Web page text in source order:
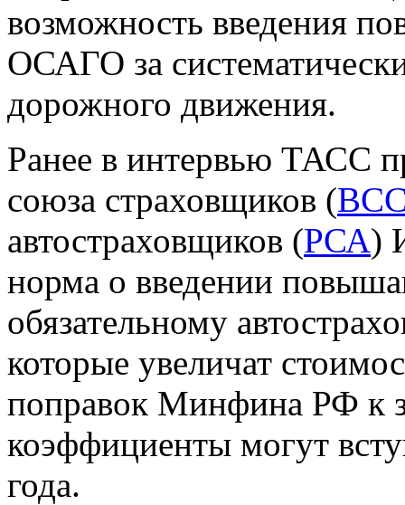
возможность введения
ОСАГО за
дорожного движения.
Ранее в интервью ТАСС
союза страховщиков (
автостраховщиков (РСА)
норма о введении
обязательному
которые увеличат
поправок Минфина РФ к
коэффициенты могут
года.